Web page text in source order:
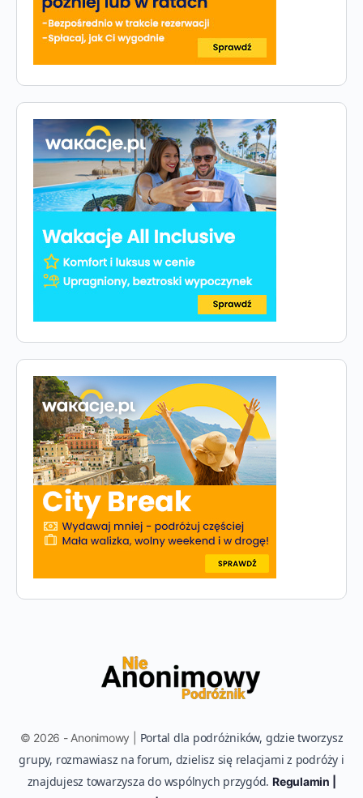
© 2026 - Anonimowy | Portal dla podróżników, gdzie tworzysz
grupy, rozmawiasz na forum, dzielisz się relacjami z podróży i
znajdujesz towarzysza do wspólnych przygód.Regulamin |